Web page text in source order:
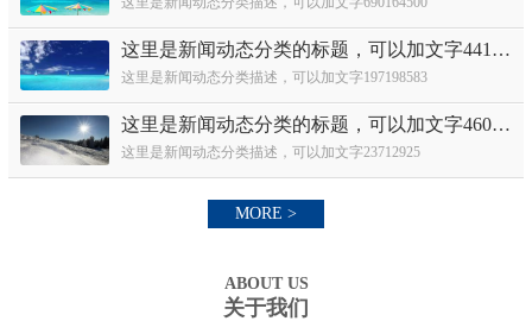
这里是新闻动态分类的标题，可以加文字441886460
这里是新闻动态分类描述，可以加文字197198583
这里是新闻动态分类的标题，可以加文字460362448
这里是新闻动态分类描述，可以加文字23712925
MORE >
ABOUT US
关于我们